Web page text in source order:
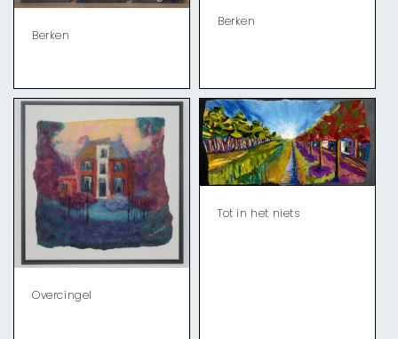
Berken
Berken
Overcingel
Tot in het niets